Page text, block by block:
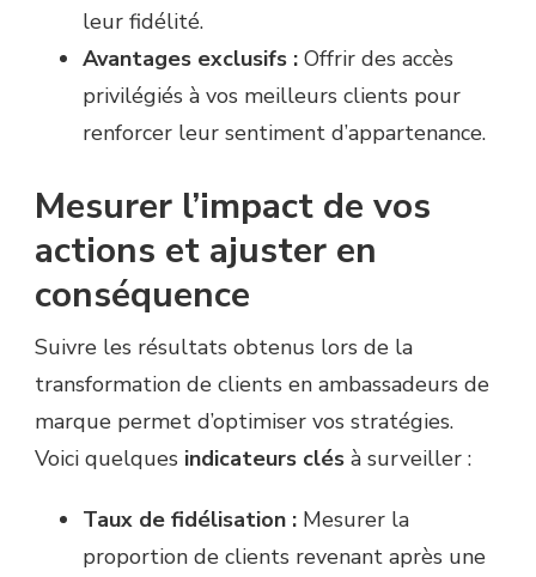
leur fidélité.
Avantages exclusifs : Offrir des accès
privilégiés à vos meilleurs clients pour
renforcer leur sentiment d’appartenance.
Mesurer l’impact de vos
actions et ajuster en
conséquence
Suivre les résultats obtenus lors de la
transformation de clients en ambassadeurs de
marque permet d’optimiser vos stratégies.
Voici quelques indicateurs clés à surveiller :
Taux de fidélisation : Mesurer la
proportion de clients revenant après une